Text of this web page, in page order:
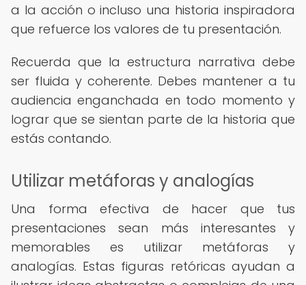
a la acción o incluso una historia inspiradora
que refuerce los valores de tu presentación.
Recuerda que la estructura narrativa debe
ser fluida y coherente. Debes mantener a tu
audiencia enganchada en todo momento y
lograr que se sientan parte de la historia que
estás contando.
Utilizar metáforas y analogías
Una forma efectiva de hacer que tus
presentaciones sean más interesantes y
memorables es utilizar metáforas y
analogías. Estas figuras retóricas ayudan a